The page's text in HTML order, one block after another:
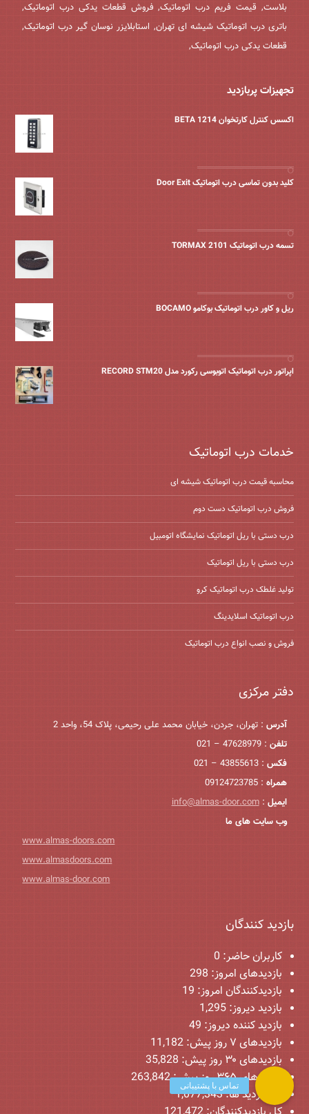
بلاست, قیمت فریم درب اتوماتیک, فروش قطعات یدکی درب اتوماتیک,
باتری درب اتوماتیک شیشه ای تهران, استابلایزر نوسان گیر درب اتوماتیک,
قطعات یدکی درب اتوماتیک,
تجهیزات پربازدید
اکسس کنترل کارتخوان BETA 1214
کلید بدون تماسی درب اتوماتیک Door Exit
تسمه درب اتوماتیک TORMAX 2101
ریل و کاور درب اتوماتیک بوکامو BOCAMO
اپراتور درب اتوماتیک اتوبوسی رکورد مدل RECORD STM20
خدمات درب اتوماتیک
محاسبه قیمت درب اتوماتیک شیشه ‌ای
فروش درب اتوماتیک دست دوم
درب دستی با ریل اتوماتیک نمایشگاه اتومبیل
درب دستی با ریل اتوماتیک
تولید غلطک درب اتوماتیک کرو
درب اتوماتیک اسلایدینگ
فروش و نصب انواع درب اتوماتیک
دفتر مرکزی
آدرس : تهران، جردن، خیابان محمد علی رحیمی، پلاک 54، واحد 2
تلفن : 47628979 – 021
فکس : 43855613 – 021
همراه : 09124723785
ایمیل :
info@almas-door.com
وب سایت های ما
www.almas-doors.com
www.almasdoors.com
www.almas-door.com
بازدید کنندگان
کاربران حاضر: 0
بازدیدهای امروز: 298
بازدیدکنندگان امروز: 19
بازدید دیروز:1,295
بازدید کننده دیروز: 49
بازدیدهای ۷ روز پیش:
11,182
بازدیدهای ۳۰ روز پیش:
35,828
بازدیدهای ۳۶۵ روز پیش:
263,842
کل بازدید ها:1,077,343